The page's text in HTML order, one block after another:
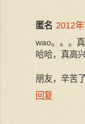
匿名 2012
wao。。。
哈哈，真高
朋友，辛苦了
回复